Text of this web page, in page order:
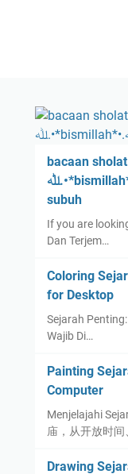
bacaan
ﷲ.•*bismillah*•.ﷲ: bacaan doa qunut solat
subuh
If you are
Dan Terjem…
Coloring
for Desktop
Sejarah
Wajib Di…
Painting
Computer
Menjelajahi
庙，从开放时
Drawing